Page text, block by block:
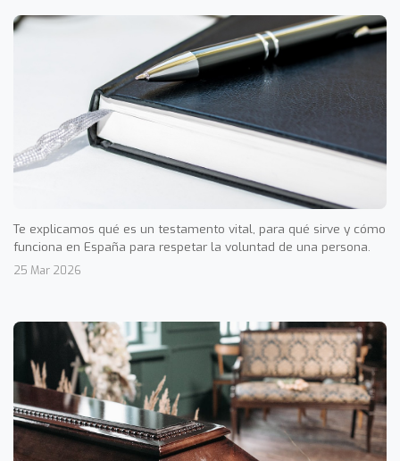
Te explicamos qué es un testamento vital, para qué sirve y cómo
funciona en España para respetar la voluntad de una persona.
25 Mar 2026